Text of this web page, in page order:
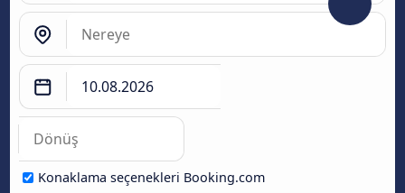
Konaklama seçenekleri Booking.com